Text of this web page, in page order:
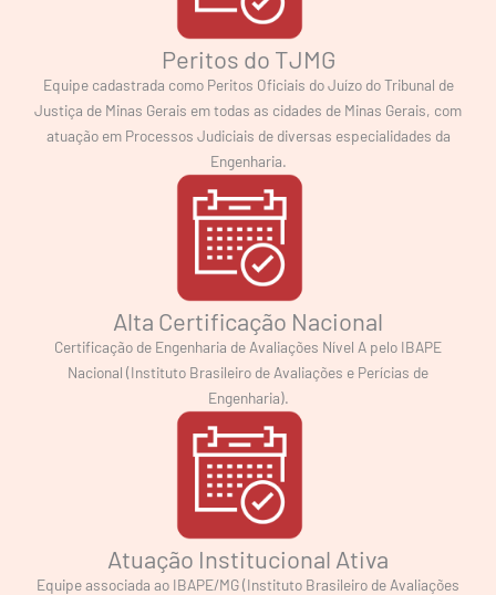
Peritos do TJMG
Equipe cadastrada como Peritos Oficiais do Juízo do Tribunal de
Justiça de Minas Gerais em todas as cidades de Minas Gerais, com
atuação em Processos Judiciais de diversas especialidades da
Engenharia.
Alta Certificação Nacional
Certificação de Engenharia de Avaliações Nível A pelo IBAPE
Nacional (Instituto Brasileiro de Avaliações e Perícias de
Engenharia).
Atuação Institucional Ativa
Equipe associada ao IBAPE/MG (Instituto Brasileiro de Avaliações